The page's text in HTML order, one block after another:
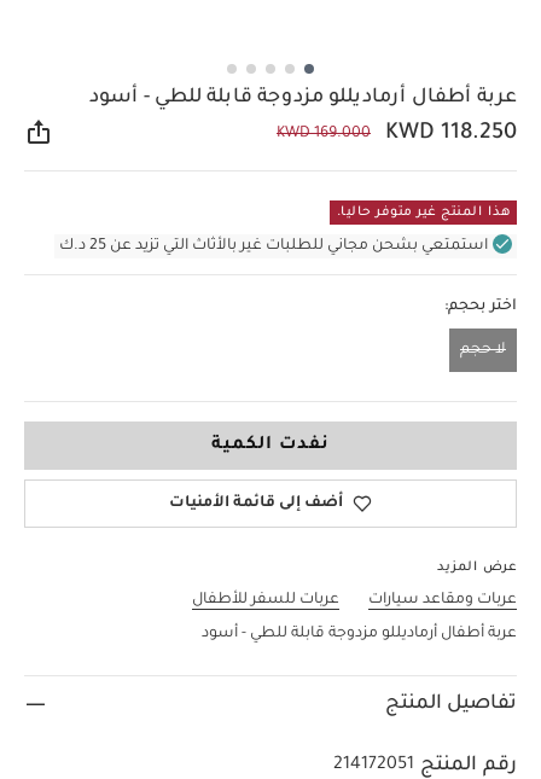
عربة أطفال أرماديللو مزدوجة قابلة للطي - أسود
KWD 118.250
KWD 169.000
هذا المنتج غير متوفر حاليا.
استمتعي بشحن مجاني للطلبات غير بالأثاث التي تزيد عن 25 د.ك
اختر بحجم:
لا حجم
نفدت الكمية
أضف إلى قائمة الأمنيات
عرض المزيد
عربات ومقاعد سيارات
عربات للسفر للأطفال
عربة أطفال أرماديللو مزدوجة قابلة للطي - أسود
تفاصيل المنتج
رقم المنتج 214172051